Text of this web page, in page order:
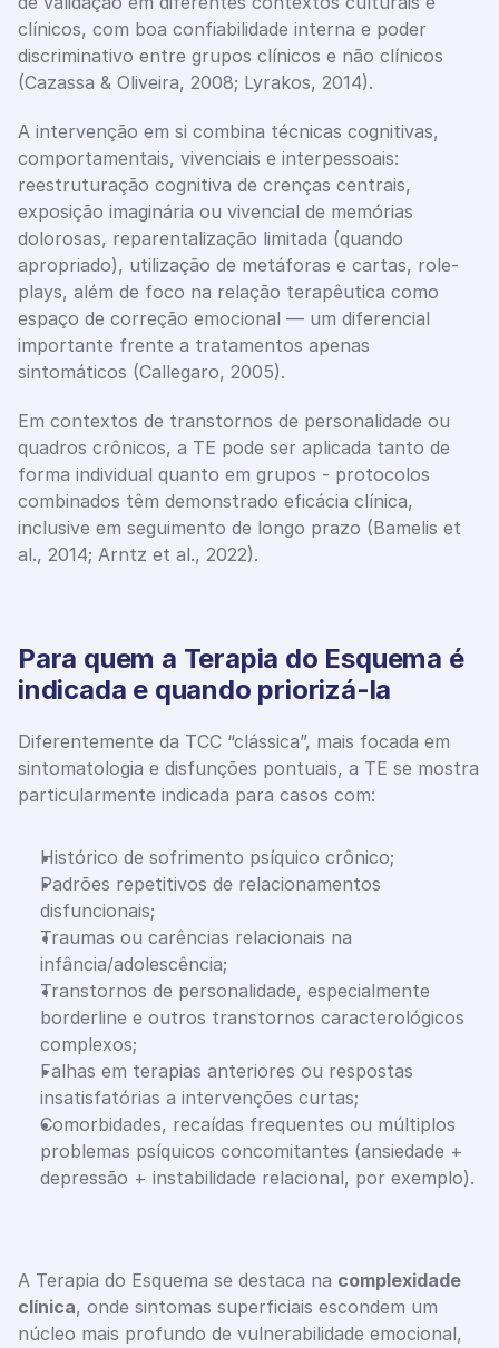
clínicos, com boa confiabilidade interna e poder
discriminativo entre grupos clínicos e não clínicos
(Cazassa & Oliveira, 2008; Lyrakos, 2014).
A intervenção em si combina técnicas cognitivas,
comportamentais, vivenciais e interpessoais:
reestruturação cognitiva de crenças centrais,
exposição imaginária ou vivencial de memórias
dolorosas, reparentalização limitada (quando
apropriado), utilização de metáforas e cartas, role-
plays, além de foco na relação terapêutica como
espaço de correção emocional — um diferencial
importante frente a tratamentos apenas
sintomáticos (Callegaro, 2005).
Em contextos de transtornos de personalidade ou
quadros crônicos, a TE pode ser aplicada tanto de
forma individual quanto em grupos - protocolos
combinados têm demonstrado eficácia clínica,
inclusive em seguimento de longo prazo (Bamelis et
al., 2014; Arntz et al., 2022).
Para quem a Terapia do Esquema é
indicada e quando priorizá-la
Diferentemente da TCC “clássica”, mais focada em
sintomatologia e disfunções pontuais, a TE se mostra
particularmente indicada para casos com:
Histórico de sofrimento psíquico crônico;
Padrões repetitivos de relacionamentos
disfuncionais;
Traumas ou carências relacionais na
infância/adolescência;
Transtornos de personalidade, especialmente
borderline e outros transtornos caracterológicos
complexos;
Falhas em terapias anteriores ou respostas
insatisfatórias a intervenções curtas;
Comorbidades, recaídas frequentes ou múltiplos
problemas psíquicos concomitantes (ansiedade +
depressão + instabilidade relacional, por exemplo).
A Terapia do Esquema se destaca na complexidade
clínica, onde sintomas superficiais escondem um
núcleo mais profundo de vulnerabilidade emocional,